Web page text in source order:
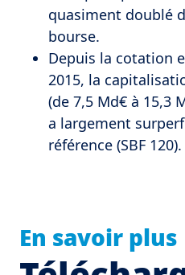
quasiment doublé
bourse.
Depuis la cotation
2015, la
(de 7,5 Md€ à 15,3
a largement
référence (SBF 120).
En savoir plus